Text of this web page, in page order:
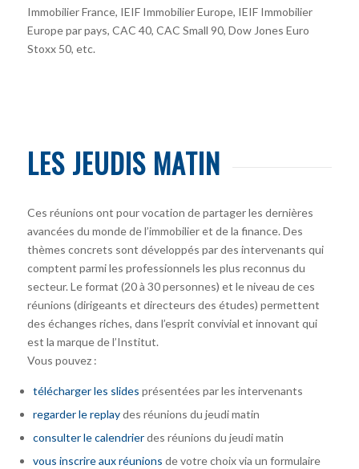
Immobilier France, IEIF Immobilier Europe, IEIF Immobilier
Europe par pays, CAC 40, CAC Small 90, Dow Jones Euro
Stoxx 50, etc.
LES JEUDIS MATIN
Ces réunions ont pour vocation de partager les dernières
avancées du monde de l’immobilier et de la finance. Des
thèmes concrets sont développés par des intervenants qui
comptent parmi les professionnels les plus reconnus du
secteur. Le format (20 à 30 personnes) et le niveau de ces
réunions (dirigeants et directeurs des études) permettent
des échanges riches, dans l’esprit convivial et innovant qui
est la marque de l’Institut.
Vous pouvez :
télécharger les slides présentées par les intervenants
regarder le replaydes réunions du jeudi matin
consulter le calendrierdes réunions du jeudi matin
vous inscrire aux réunions de votre choix via un formulaire